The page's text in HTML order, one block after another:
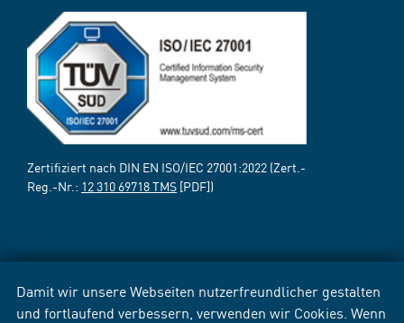
Damit wir unsere Webseiten nutzerfreundlicher gestalten
und fortlaufend verbessern, verwenden wir Cookies. Wenn
Zertifiziert nach DIN EN ISO/IEC 27001:2022 (Zert.-
Reg.-Nr.: 12 310 69718 TMS [PDF])